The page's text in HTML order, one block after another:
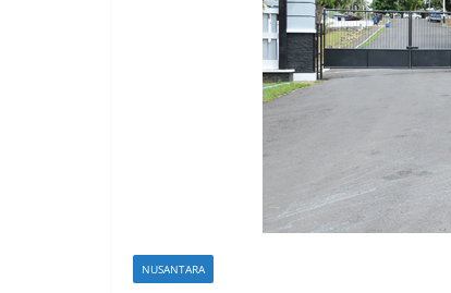
NUSANTARA